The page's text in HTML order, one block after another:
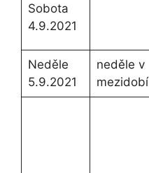
Sobota
4.9.2021
Neděle
5.9.2021
neděle v
mezidobí